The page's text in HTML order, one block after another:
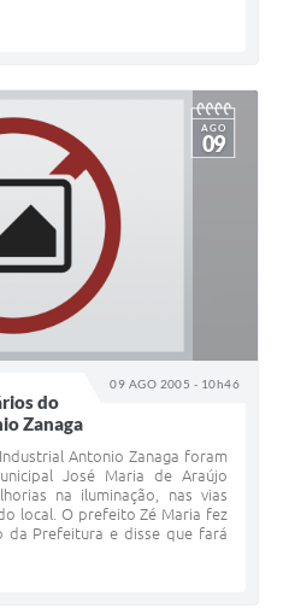
09 AGO 2005 - 10h46
AGO
09
do
Zanaga
Antonio Zanaga foram
José Maria de Araújo
na iluminação, nas vias
local. O prefeito Zé Maria fez
da Prefeitura e disse que fará